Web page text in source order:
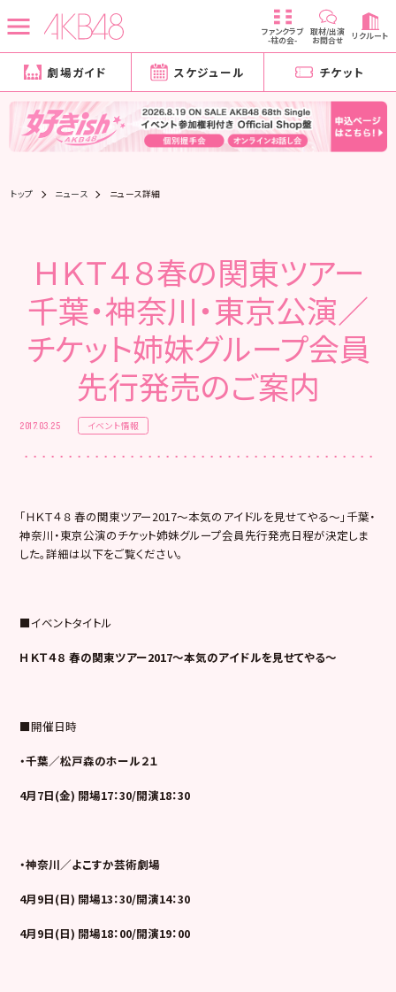
ファンクラブ
-柱の会-
取材/出演
お問合せ リクルート
劇場ガイド スケジュール チケット
トップ ニュース ニュース詳細
ＨＫＴ４８春の関東ツアー
千葉・神奈川・東京公演／
チケット姉妹グループ会員
先行発売のご案内
2017.03.25 イベント情報
「ＨＫＴ４８ 春の関東ツアー2017～本気のアイドルを見せてやる～」千葉・
神奈川・東京公演のチケット姉妹グループ会員先行発売日程が決定しま
した。詳細は以下をご覧ください。
■イベントタイトル
ＨＫＴ４８ 春の関東ツアー2017～本気のアイドルを見せてやる～
■開催日時
・千葉／松戸森のホール２１
4月7日(金) 開場17：30/開演18：30
・神奈川／よこすか芸術劇場
4月9日(日) 開場13：30/開演14：30
4月9日(日) 開場18：00/開演19：00